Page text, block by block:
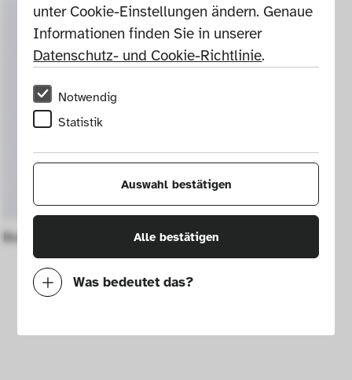
unter Cookie-Einstellungen ändern. Genaue
Informationen finden Sie in unserer
Datenschutz- und Cookie-Richtlinie.
Notwendig
Statistik
Auswahl bestätigen
Alle bestätigen
Was bedeutet das?
Mit diesen Cookies können wir durch
Bottle for flower hair oil